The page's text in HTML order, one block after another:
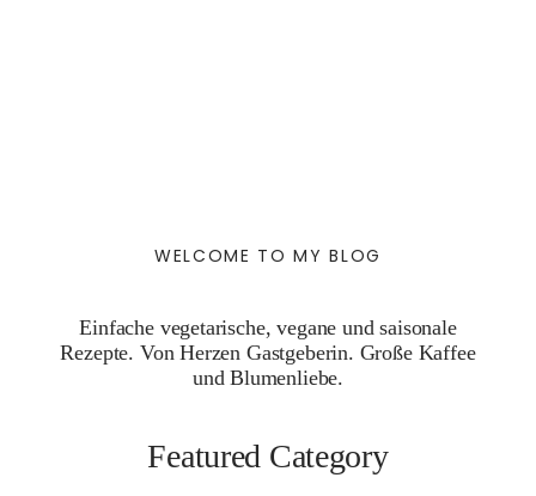
WELCOME TO MY BLOG
Einfache vegetarische, vegane und saisonale
Rezepte. Von Herzen Gastgeberin. Große Kaffee
und Blumenliebe.
Featured Category